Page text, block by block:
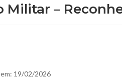
Militar –
19/02/2026